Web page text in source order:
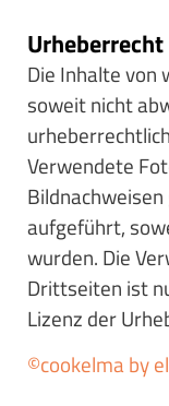
Die Inhalte von
soweit nicht
Verwendete
aufgeführt,
wurden. Die
Drittseiten ist
Lizenz der
©cookelma by